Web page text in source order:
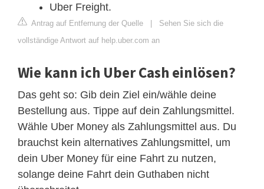
Uber Freight.
Antrag auf Entfernung der Quelle | Sehen Sie sich die
vollständige Antwort auf help.uber.com an
Wie kann ich Uber Cash einlösen?
Das geht so: Gib dein Ziel ein/wähle deine
Bestellung aus. Tippe auf dein Zahlungsmittel.
Wähle Uber Money als Zahlungsmittel aus. Du
brauchst kein alternatives Zahlungsmittel, um
dein Uber Money für eine Fahrt zu nutzen,
solange deine Fahrt dein Guthaben nicht